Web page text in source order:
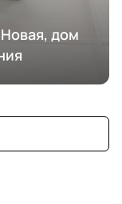
дом